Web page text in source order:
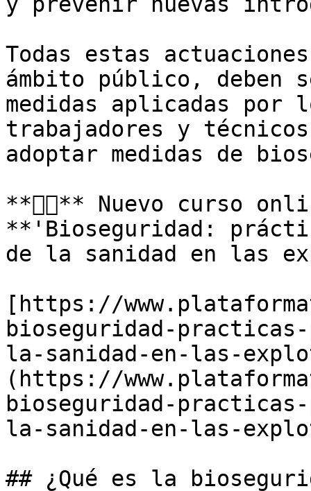
Todas estas
ámbito público, deben
medidas aplicadas por
trabajadores y
adoptar medidas de
**👉🏻** Nuevo curso
**'Bioseguridad:
de la sanidad en las
[https://
bioseguridad-
la-sanidad-en-las-
(https://
bioseguridad-
la-sanidad-en-las-
## ¿Qué es la